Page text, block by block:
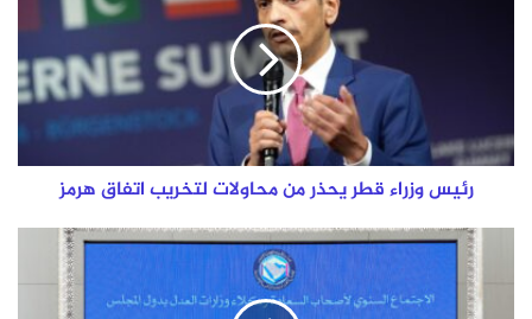
اتفاق
هرمز
رئيس وزراء قطر يحذر من محاولات لتخريب اتفاق هرمز
دولة
تشارك